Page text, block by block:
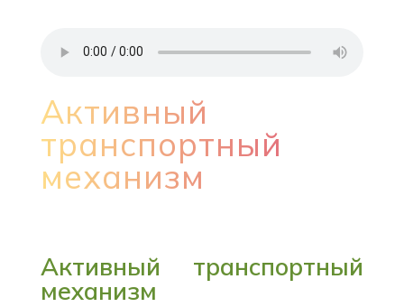
Активный
транспортный
механизм
Активный транспортный
механизм